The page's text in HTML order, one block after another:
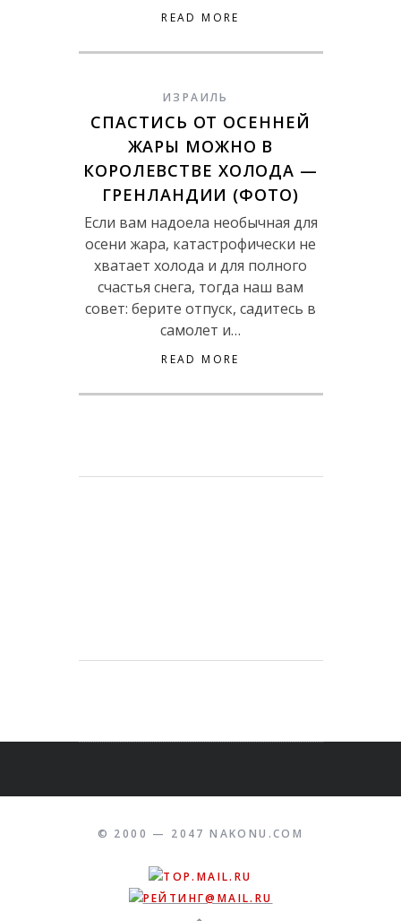
READ MORE
ИЗРАИЛЬ
СПАСТИСЬ ОТ ОСЕННЕЙ
ЖАРЫ МОЖНО В
КОРОЛЕВСТВЕ ХОЛОДА —
ГРЕНЛАНДИИ (ФОТО)
Если вам надоела необычная для
осени жара, катастрофически не
хватает холода и для полного
счастья снега, тогда наш вам
совет: берите отпуск, садитесь в
самолет и…
READ MORE
© 2000 — 2047 NAKONU.COM